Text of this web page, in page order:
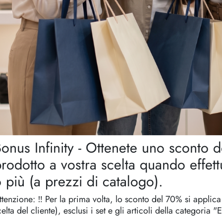
Infinity - Ottenete uno sconto
a vostra scelta quando
più (a prezzi di catalogo).
‼️ Per la prima volta, lo sconto del 70% si
del cliente), esclusi i set e gli articoli della categoria